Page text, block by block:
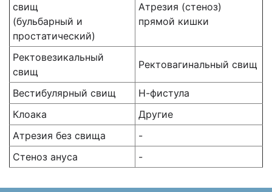
свищ
(бульбарный и
простатический)
Атрезия (стеноз)
прямой кишки
Ректовезикальный
свищ
Ректовагинальный свищ
Вестибулярный свищ
Н-фистула
Клоака
Другие
Атрезия без свища
-
Стеноз ануса
-